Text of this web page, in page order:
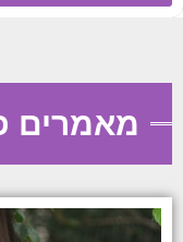
מאמרים